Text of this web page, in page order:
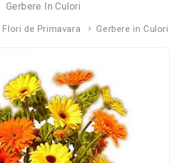
Gerbere In Culori
Flori de Primavara Gerbere in Culori